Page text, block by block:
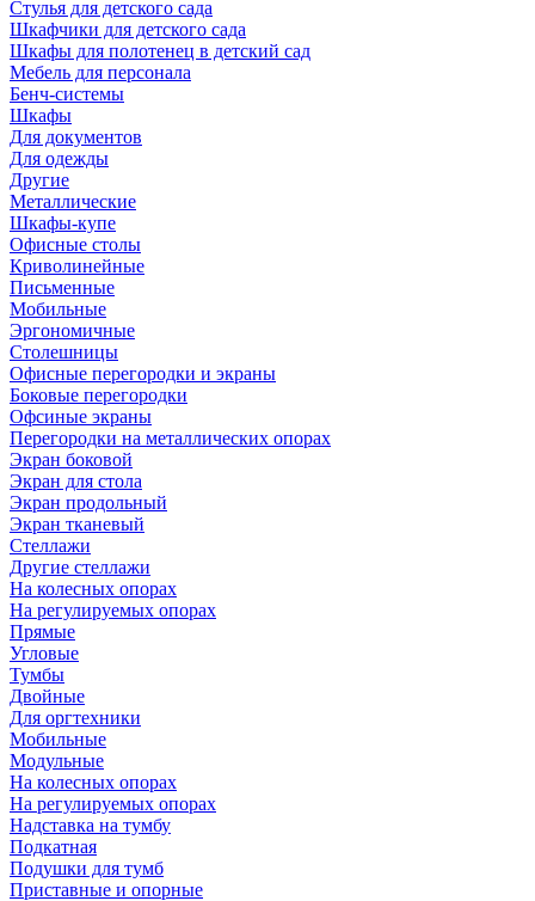
Стулья для детского сада
Шкафчики для детского сада
Шкафы для полотенец в детский сад
Мебель для персонала
Бенч-системы
Шкафы
Для документов
Для одежды
Другие
Металлические
Шкафы-купе
Офисные столы
Криволинейные
Письменные
Мобильные
Эргономичные
Столешницы
Офисные перегородки и экраны
Боковые перегородки
Офсиные экраны
Перегородки на металлических опорах
Экран боковой
Экран для стола
Экран продольный
Экран тканевый
Стеллажи
Другие стеллажи
На колесных опорах
На регулируемых опорах
Прямые
Угловые
Тумбы
Двойные
Для оргтехники
Мобильные
Модульные
На колесных опорах
На регулируемых опорах
Надставка на тумбу
Подкатная
Подушки для тумб
Приставные и опорные